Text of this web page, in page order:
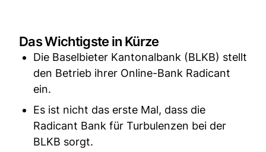
Das Wichtigste in Kürze
Die Baselbieter Kantonalbank (BLKB) stellt
den Betrieb ihrer Online-Bank Radicant
ein.
Es ist nicht das erste Mal, dass die
Radicant Bank für Turbulenzen bei der
BLKB sorgt.